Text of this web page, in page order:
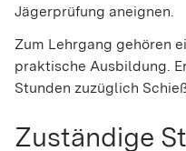
Jägerprüfung aneignen.
Zum Lehrgang gehören
praktische Ausbildung.
Stunden zuzüglich
Zuständige